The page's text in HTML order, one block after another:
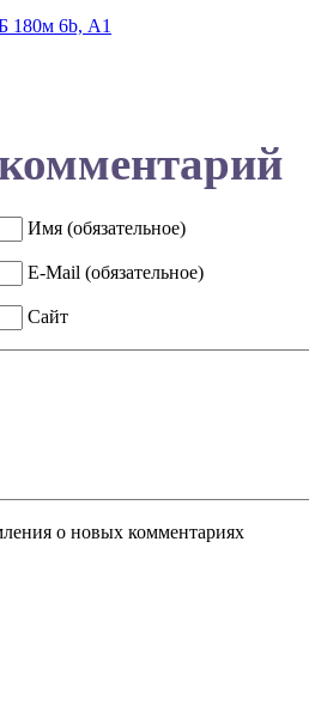
180м 6b, А1
Имя (обязательное)
E-Mail (обязательное)
Сайт
о новых комментариях